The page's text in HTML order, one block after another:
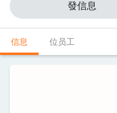
信息 位员工
發信息